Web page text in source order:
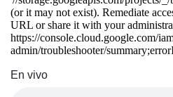
En vivo